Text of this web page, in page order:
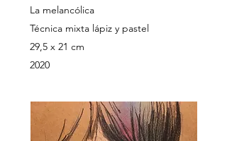
La melancólica
Técnica mixta lápiz y pastel
29,5 x 21 cm
2020